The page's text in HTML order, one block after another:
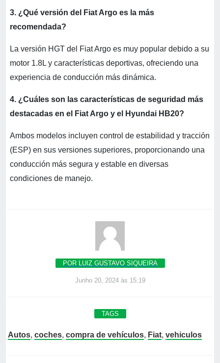
3. ¿Qué versión del Fiat Argo es la más
recomendada?
La versión HGT del Fiat Argo es muy popular debido a su
motor 1.8L y características deportivas, ofreciendo una
experiencia de conducción más dinámica.
4. ¿Cuáles son las características de seguridad más
destacadas en el Fiat Argo y el Hyundai HB20?
Ambos modelos incluyen control de estabilidad y tracción
(ESP) en sus versiones superiores, proporcionando una
conducción más segura y estable en diversas
condiciones de manejo.
POR LUIZ GUSTAVO SIQUEIRA
Junho 20, 2024 às 15:19
TAGS
Autos, coches, compra de vehículos, Fiat, vehiculos